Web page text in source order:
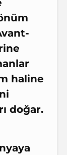
haline
doğar.